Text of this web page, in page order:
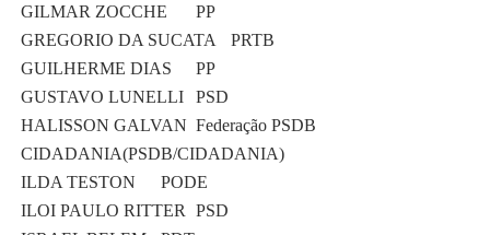
GILMAR ZOCCHE
PP
GREGORIO DA SUCATA
PRTB
GUILHERME DIAS
PP
GUSTAVO LUNELLI
PSD
HALISSON GALVAN Federação PSDB
CIDADANIA(PSDB/CIDADANIA)
ILDA TESTON
PODE
ILOI PAULO RITTER
PSD